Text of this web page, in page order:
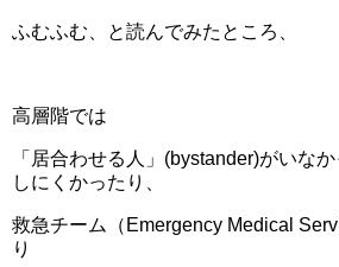
ふむふむ、と読んでみたところ、
高層階では
「居合わせる人」(bystander)がいな
しにくかったり、
救急チーム（Emergency Medical
り